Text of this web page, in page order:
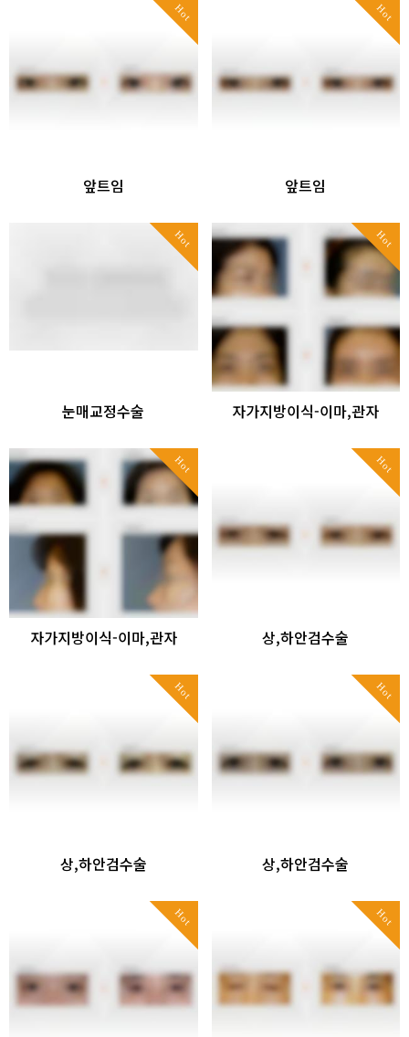
Hot
앞트임
Hot
앞트임
Hot
눈매교정수술
Hot
자가지방이식-이마,관자
Hot
자가지방이식-이마,관자
Hot
상,하안검수술
Hot
상,하안검수술
Hot
상,하안검수술
Hot Hot